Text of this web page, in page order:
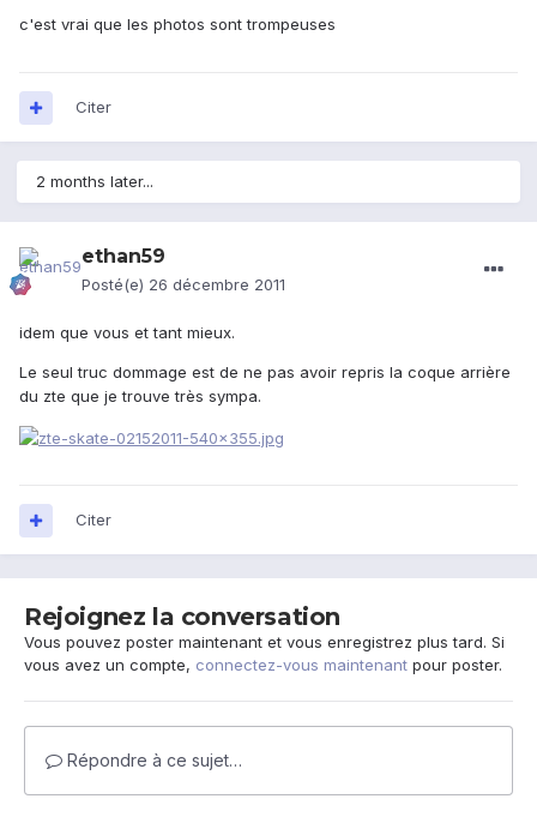
c'est vrai que les photos sont trompeuses
Citer
2 months later...
ethan59
Posté(e) 26 décembre 2011
idem que vous et tant mieux.
Le seul truc dommage est de ne pas avoir repris la coque arrière
du zte que je trouve très sympa.
Citer
Rejoignez la conversation
Vous pouvez poster maintenant et vous enregistrez plus tard. Si
vous avez un compte, connectez-vous maintenant pour poster.
Répondre à ce sujet…